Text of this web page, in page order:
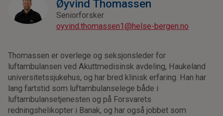
Øyvind Thomassen
Seniorforsker
oyvind.thomassen1@helse-bergen.no
Thomassen er overlege og seksjonsleder for
luftambulansen ved Akuttmedisinsk avdeling, Haukeland
universitetssjukehus, og har bred klinisk erfaring. Han har
lang fartstid som luftambulanselege både i
luftambulansetjenesten og på Forsvarets
redningshelikopter i Banak, og har også jobbet som